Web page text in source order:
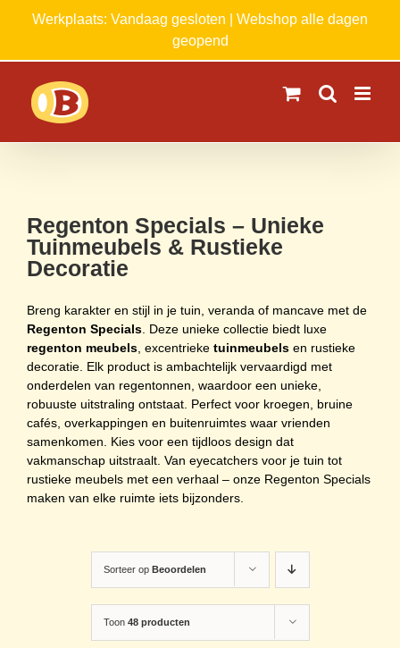
Werkplaats: Vandaag gesloten | Webshop alle dagen
geopend
Regenton Specials – Unieke
Tuinmeubels & Rustieke
Decoratie
Breng karakter en stijl in je tuin, veranda of mancave met de
Regenton Specials . Deze unieke collectie biedt luxe
regenton meubels , excentrieke tuinmeubels en rustieke
decoratie. Elk product is ambachtelijk vervaardigd met
onderdelen van regentonnen, waardoor een unieke,
robuuste uitstraling ontstaat. Perfect voor kroegen, bruine
cafés, overkappingen en buitenruimtes waar vrienden
samenkomen. Kies voor een tijdloos design dat
vakmanschap uitstraalt. Van eyecatchers voor je tuin tot
rustieke meubels met een verhaal – onze Regenton Specials
maken van elke ruimte iets bijzonders.
Sorteer op Beoordelen
Toon 48 producten